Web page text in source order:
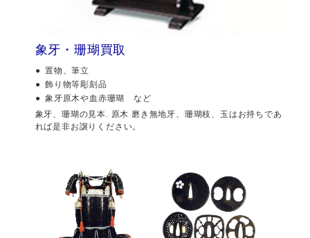
象牙・珊瑚買取
置物、筆立
飾り物等彫刻品
象牙原木や血赤珊瑚 など
象牙、珊瑚の見本. 原木 磨き無地牙、珊瑚枝、玉はお持ちであ
れば是非お譲りください。